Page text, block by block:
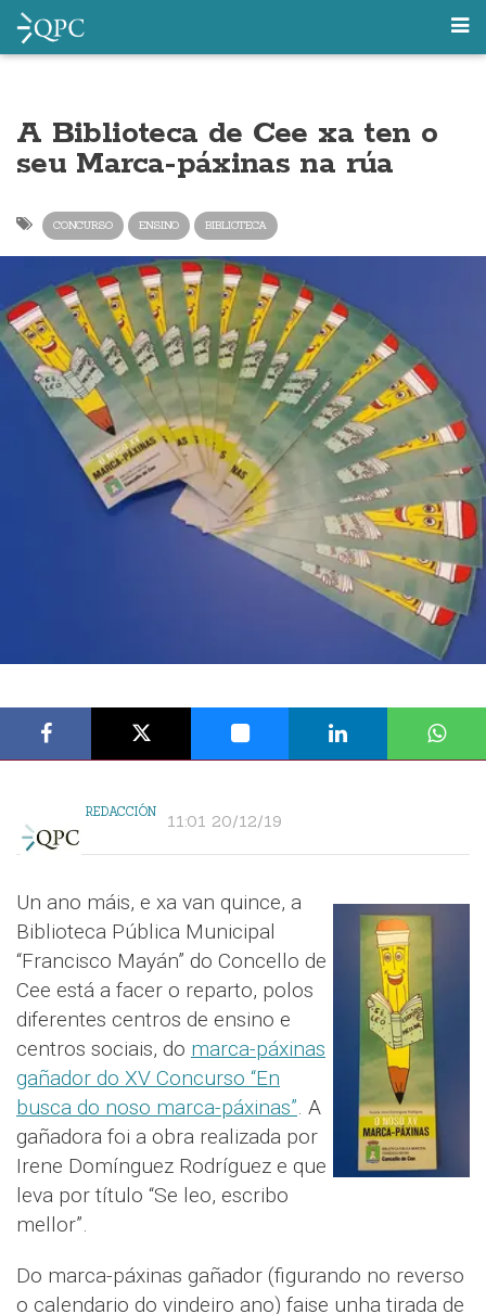
A Biblioteca de Cee xa ten o
seu Marca-páxinas na rúa
CONCURSO ENSINO BIBLIOTECA
REDACCIÓN 11:01 20/12/19
Un ano máis, e xa van quince, a
Biblioteca Pública Municipal
“Francisco Mayán” do Concello de
Cee está a facer o reparto, polos
diferentes centros de ensino e
centros sociais, do marca-páxinas
gañador do XV Concurso “En
busca do noso marca-páxinas”. A
gañadora foi a obra realizada por
Irene Domínguez Rodríguez e que
leva por título “Se leo, escribo
mellor”.
Do marca-páxinas gañador (figurando no reverso
o calendario do vindeiro ano) faise unha tirada de